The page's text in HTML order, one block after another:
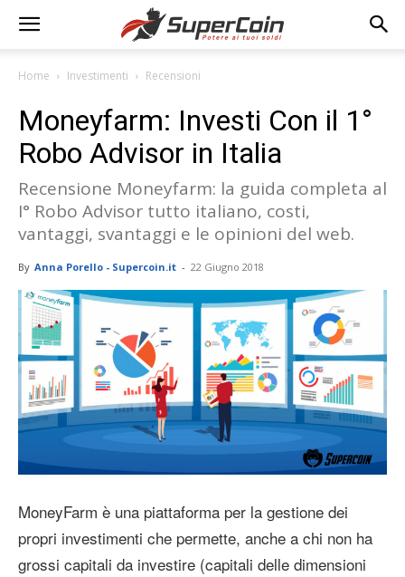
Home Investimenti Recensioni
Moneyfarm: Investi Con il 1°
Robo Advisor in Italia
Recensione Moneyfarm: la guida completa al
I° Robo Advisor tutto italiano, costi,
vantaggi, svantaggi e le opinioni del web.
By Anna Porello - Supercoin.it - 22 Giugno 2018
MoneyFarm è una piattaforma per la gestione dei
propri investimenti che permette, anche a chi non ha
grossi capitali da investire (capitali delle dimensioni